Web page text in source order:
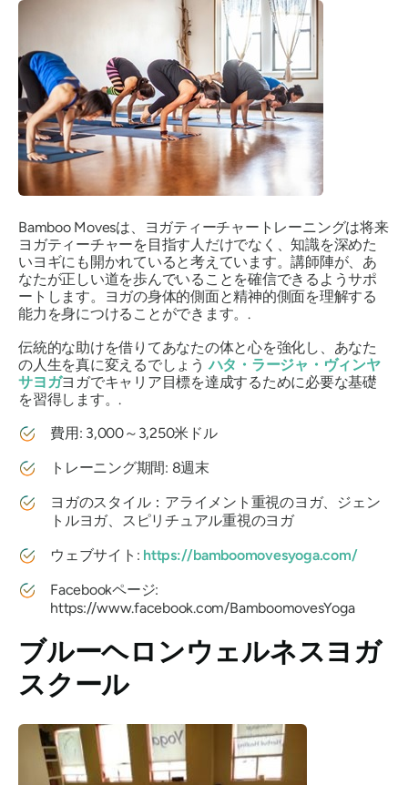
Bamboo Movesは、ヨガティーチャートレーニングは将来
ヨガティーチャーを目指す人だけでなく、知識を深めた
いヨギにも開かれていると考えています。講師陣が、あ
なたが正しい道を歩んでいることを確信できるようサポ
ートします。ヨガの身体的側面と精神的側面を理解する
能力を身につけることができます。.
伝統的な助けを借りてあなたの体と心を強化し、あなた
の人生を真に変えるでしょうハタ・ラージャ・ヴィンヤ
サヨガヨガでキャリア目標を達成するために必要な基礎
を習得します。.
費用: 3,000～3,250米ドル
トレーニング期間: 8週末
ヨガのスタイル：アライメント重視のヨガ、ジェン
トルヨガ、スピリチュアル重視のヨガ
ウェブサイト: https://bamboomovesyoga.com/
Facebookページ:
https://www.facebook.com/BamboomovesYoga
ブルーヘロンウェルネスヨガ
スクール